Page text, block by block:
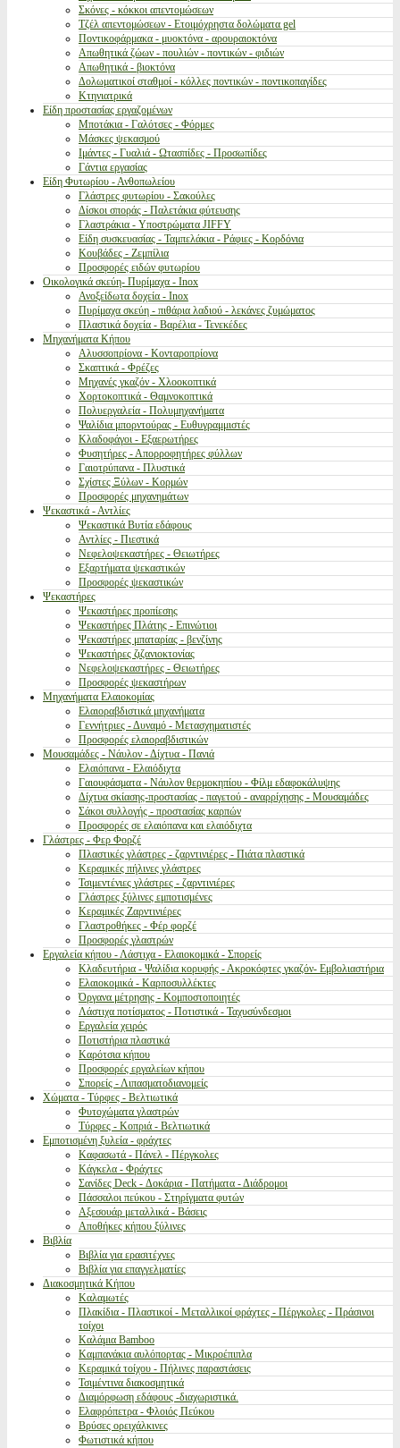
Σκόνες - κόκκοι απεντομώσεων
Τζέλ απεντομώσεων - Ετοιμόχρηστα δολώματα gel
Ποντικοφάρμακα - μυοκτόνα - αρουραιοκτόνα
Απωθητικά ζώων - πουλιών - ποντικών - φιδιών
Απωθητικά - βιοκτόνα
Δολωματικοί σταθμοί - κόλλες ποντικών - ποντικοπαγίδες
Κτηνιατρικά
Είδη προστασίας εργαζομένων
Μποτάκια - Γαλότσες - Φόρμες
Μάσκες ψεκασμού
Ιμάντες - Γυαλιά - Ωτασπίδες - Προσωπίδες
Γάντια εργασίας
Είδη Φυτωρίου - Ανθοπωλείου
Γλάστρες φυτωρίου - Σακούλες
Δίσκοι σποράς - Παλετάκια φύτευσης
Γλαστράκια - Υποστρώματα JIFFY
Είδη συσκευασίας - Ταμπελάκια - Ράφιες - Κορδόνια
Κουβάδες - Ζεμπίλια
Προσφορές ειδών φυτωρίου
Οικολογικά σκεύη- Πυρίμαχα - Inox
Ανοξείδωτα δοχεία - Inox
Πυρίμαχα σκεύη - πιθάρια λαδιού - λεκάνες ζυμώματος
Πλαστικά δοχεία - Βαρέλια - Τενεκέδες
Μηχανήματα Κήπου
Αλυσσοπρίονα - Κονταροπρίονα
Σκαπτικά - Φρέζες
Μηχανές γκαζόν - Χλοοκοπτικά
Χορτοκοπτικά - Θαμνοκοπτικά
Πολυεργαλεία - Πολυμηχανήματα
Ψαλίδια μπορντούρας - Ευθυγραμμιστές
Κλαδοφάγοι - Εξαερωτήρες
Φυσητήρες - Απορροφητήρες φύλλων
Γαιοτρύπανα - Πλυστικά
Σχίστες Ξύλων - Κορμών
Προσφορές μηχανημάτων
Ψεκαστικά - Αντλίες
Ψεκαστικά Βυτία εδάφους
Αντλίες - Πιεστικά
Νεφελοψεκαστήρες - Θειωτήρες
Εξαρτήματα ψεκαστικών
Προσφορές ψεκαστικών
Ψεκαστήρες
Ψεκαστήρες προπίεσης
Ψεκαστήρες Πλάτης - Επινώτιοι
Ψεκαστήρες μπαταρίας - βενζίνης
Ψεκαστήρες ζιζανιοκτονίας
Νεφελοψεκαστήρες - Θειωτήρες
Προσφορές ψεκαστήρων
Μηχανήματα Ελαιοκομίας
Ελαιοραβδιστικά μηχανήματα
Γεννήτριες - Δυναμό - Μετασχηματιστές
Προσφορές ελαιοραβδιστικών
Μουσαμάδες - Νάυλον - Δίχτυα - Πανιά
Ελαιόπανα - Ελαιόδιχτα
Γαιουφάσματα - Νάυλον θερμοκηπίου - Φίλμ εδαφοκάλυψης
Δίχτυα σκίασης-προστασίας - παγετού - αναρρίχησης - Μουσαμάδες
Σάκοι συλλογής - προστασίας καρπών
Προσφορές σε ελαιόπανα και ελαιόδιχτα
Γλάστρες - Φερ Φορζέ
Πλαστικές γλάστρες - ζαρντινιέρες - Πιάτα πλαστικά
Κεραμικές πήλινες γλάστρες
Τσιμεντένιες γλάστρες - ζαρντινιέρες
Γλάστρες ξύλινες εμποτισμένες
Κεραμικές Ζαρντινιέρες
Γλαστροθήκες - Φέρ φορζέ
Προσφορές γλαστρών
Εργαλεία κήπου - Λάστιχα - Ελαιοκομικά - Σπορείς
Κλαδευτήρια - Ψαλίδια κορυφής - Ακροκόφτες γκαζόν- Εμβολιαστήρια
Ελαιοκομικά - Καρποσυλλέκτες
Όργανα μέτρησης - Κομποστοποιητές
Λάστιχα ποτίσματος - Ποτιστικά - Ταχυσύνδεσμοι
Εργαλεία χειρός
Ποτιστήρια πλαστικά
Καρότσια κήπου
Προσφορές εργαλείων κήπου
Σπορείς - Λιπασματοδιανομείς
Χώματα - Τύρφες - Βελτιωτικά
Φυτοχώματα γλαστρών
Τύρφες - Κοπριά - Βελτιωτικά
Εμποτισμένη ξυλεία - φράχτες
Καφασωτά - Πάνελ - Πέργκολες
Κάγκελα - Φράχτες
Σανίδες Deck - Δοκάρια - Πατήματα - Διάδρομοι
Πάσσαλοι πεύκου - Στηρίγματα φυτών
Αξεσουάρ μεταλλικά - Βάσεις
Αποθήκες κήπου ξύλινες
Βιβλία
Βιβλία για ερασιτέχνες
Βιβλία για επαγγελματίες
Διακοσμητικά Κήπου
Καλαμωτές
Πλακίδια - Πλαστικοί - Μεταλλικοί φράχτες - Πέργκολες - Πράσινοι
τοίχοι
Καλάμια Bamboo
Καμπανάκια αυλόπορτας - Μικροέπιπλα
Κεραμικά τοίχου - Πήλινες παραστάσεις
Τσιμέντινα διακοσμητικά
Διαμόρφωση εδάφους -διαχωριστικά.
Ελαφρόπετρα - Φλοιός Πεύκου
Βρύσες ορειχάλκινες
Φωτιστικά κήπου